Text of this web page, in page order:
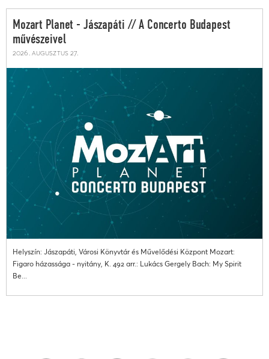
Mozart Planet - Jászapáti // A Concerto Budapest
művészeivel
2026. augusztus 27.
Helyszín: Jászapáti, Városi Könyvtár és Művelődési Központ Mozart:
Figaro házassága - nyitány, K. 492 arr.: Lukács Gergely Bach: My Spirit
Be...